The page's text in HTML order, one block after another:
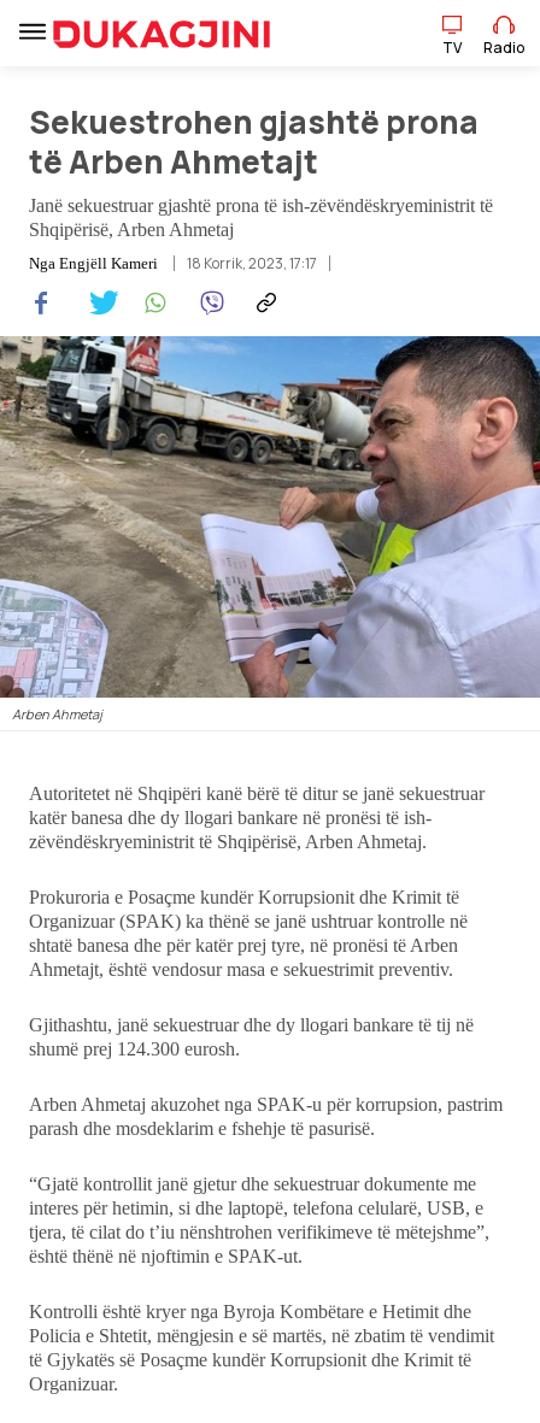
TV Radio
Lajme
Pikëpamje
Art Jete
Kulturë
Showbiz
Ekonomi
Teknologji
Udhëtime
TV Radio
Sekuestrohen gjashtë prona
të Arben Ahmetajt
Janë sekuestruar gjashtë prona të ish-zëvëndëskryeministrit të
Shqipërisë, Arben Ahmetaj
Nga Engjëll Kameri 18 Korrik, 2023, 17:17
Arben Ahmetaj
Autoritetet në Shqipëri kanë bërë të ditur se janë sekuestruar
katër banesa dhe dy llogari bankare në pronësi të ish-
zëvëndëskryeministrit të Shqipërisë, Arben Ahmetaj.
Prokuroria e Posaçme kundër Korrupsionit dhe Krimit të
Organizuar (SPAK) ka thënë se janë ushtruar kontrolle në
shtatë banesa dhe për katër prej tyre, në pronësi të Arben
Ahmetajt, është vendosur masa e sekuestrimit preventiv.
Gjithashtu, janë sekuestruar dhe dy llogari bankare të tij në
shumë prej 124.300 eurosh.
Arben Ahmetaj akuzohet nga SPAK-u për korrupsion, pastrim
parash dhe mosdeklarim e fshehje të pasurisë.
“Gjatë kontrollit janë gjetur dhe sekuestruar dokumente me
interes për hetimin, si dhe laptopë, telefona celularë, USB, e
tjera, të cilat do t’iu nënshtrohen verifikimeve të mëtejshme”,
është thënë në njoftimin e SPAK-ut.
Kontrolli është kryer nga Byroja Kombëtare e Hetimit dhe
Policia e Shtetit, mëngjesin e së martës, në zbatim të vendimit
të Gjykatës së Posaçme kundër Korrupsionit dhe Krimit të
Organizuar.